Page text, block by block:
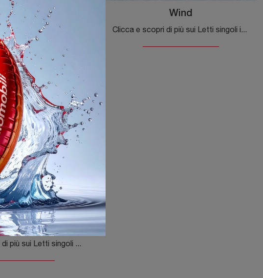
Lazy 015
Wind
Clicca e scopri di più sui Letti singoli imbottiti: se desideri modelli classici, il modello Wind Flexteam fa per te.
Single Bed
Clicca e scopri di più sui Letti singoli con letto estraibile: se cerchi modelli moderni, il modello Step Single Bed Flexteam fa al caso tuo.